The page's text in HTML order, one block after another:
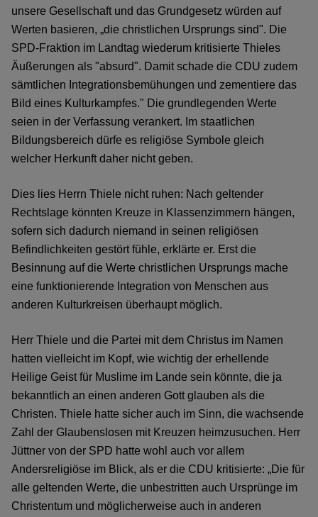
unsere Gesellschaft und das Grundgesetz würden auf
Werten basieren, „die christlichen Ursprungs sind". Die
SPD-Fraktion im Landtag wiederum kritisierte Thieles
Äußerungen als "absurd". Damit schade die CDU zudem
sämtlichen Integrationsbemühungen und zementiere das
Bild eines Kulturkampfes." Die grundlegenden Werte
seien in der Verfassung verankert. Im staatlichen
Bildungsbereich dürfe es religiöse Symbole gleich
welcher Herkunft daher nicht geben.
Dies lies Herrn Thiele nicht ruhen: Nach geltender
Rechtslage könnten Kreuze in Klassenzimmern hängen,
sofern sich dadurch niemand in seinen religiösen
Befindlichkeiten gestört fühle, erklärte er. Erst die
Besinnung auf die Werte christlichen Ursprungs mache
eine funktionierende Integration von Menschen aus
anderen Kulturkreisen überhaupt möglich.
Herr Thiele und die Partei mit dem Christus im Namen
hatten vielleicht im Kopf, wie wichtig der erhellende
Heilige Geist für Muslime im Lande sein könnte, die ja
bekanntlich an einen anderen Gott glauben als die
Christen. Thiele hatte sicher auch im Sinn, die wachsende
Zahl der Glaubenslosen mit Kreuzen heimzusuchen. Herr
Jüttner von der SPD hatte wohl auch vor allem
Andersreligiöse im Blick, als er die CDU kritisierte: „Die für
alle geltenden Werte, die unbestritten auch Ursprünge im
Christentum und möglicherweise auch in anderen